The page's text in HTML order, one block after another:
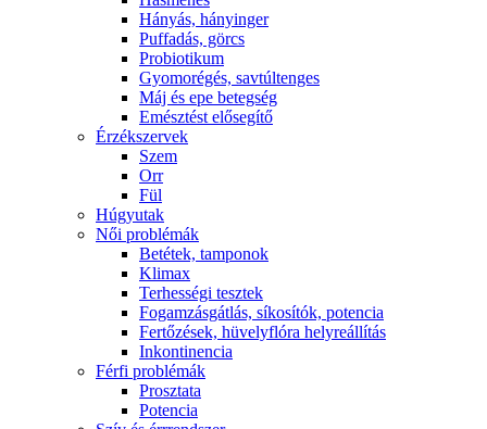
Hányás, hányinger
Puffadás, görcs
Probiotikum
Gyomorégés, savtúltenges
Máj és epe betegség
Emésztést elősegítő
Érzékszervek
Szem
Orr
Fül
Húgyutak
Női problémák
Betétek, tamponok
Klimax
Terhességi tesztek
Fogamzásgátlás, síkosítók, potencia
Fertőzések, hüvelyflóra helyreállítás
Inkontinencia
Férfi problémák
Prosztata
Potencia